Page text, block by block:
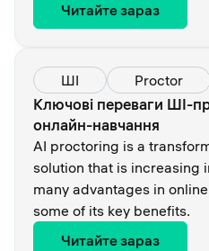
Читайте зараз
ШІ Proctor
Ключові переваги ШІ-
онлайн-навчання
AI proctoring is a
solution that is increasing
many advantages in
some of its key benefits.
Читайте зараз